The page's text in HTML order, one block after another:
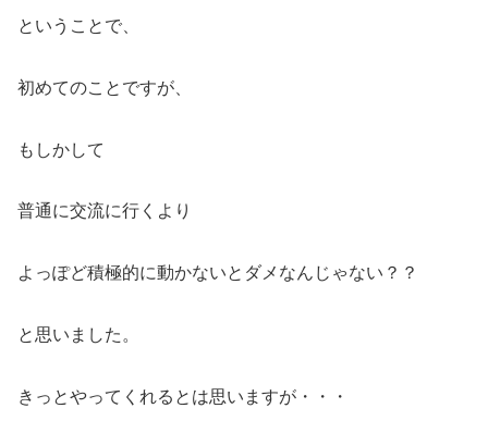
ということで、
初めてのことですが、
もしかして
普通に交流に行くより
よっぽど積極的に動かないとダメなんじゃない？？
と思いました。
きっとやってくれるとは思いますが・・・